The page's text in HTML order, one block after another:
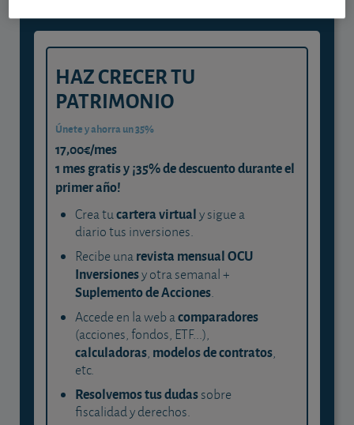
HAZ CRECER TU
PATRIMONIO
Únete y ahorra un 35%
17,00€/mes
1 mes gratis y ¡35% de descuento durante el
primer año!
Crea tucartera virtualy sigue a
diario tus inversiones.
Recibe unarevista mensual OCU
Inversionesy otra semanal +
Suplemento de Acciones.
Accede en la web acomparadores
(acciones, fondos, ETF...),
calculadoras, modelos de contratos,
etc.
Resolvemos tus dudassobre
fiscalidad y derechos.